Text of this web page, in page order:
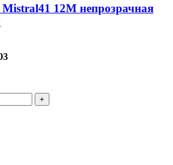
12М непрозрачная